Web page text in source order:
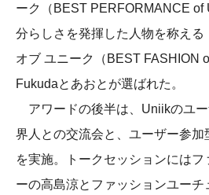
ーク（BEST PERFORMANCE of
分らしさを発揮した人物を称える
オブ ユニーク（BEST FASHION
Fukudaとあおとが選ばれた。
アワードの後半は、Uniikのユ
界人との交流会と、ユーザー参加
を実施。トークセッションにはフ
ーの高島涼とファッションユー